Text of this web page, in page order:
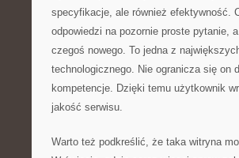
specyfikacje, ale również efektywność.
odpowiedzi na pozornie proste
czegoś nowego. To jedna z
technologicznego. Nie ogranicza się on
kompetencje. Dzięki temu użytkownik
jakość serwisu.
Warto też podkreślić, że taka witryna